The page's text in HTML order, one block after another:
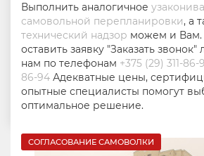
Выполнить аналогичное
самовольной перепланировки, а
технический надзор можем и Вам.
оставить заявку "Заказать
нам по телефонам +375 (29) 311-86-
86-94 Адекватные цены,
опытные специалисты помогут
оптимальное решение.
СОГЛАСОВАНИЕ САМОВОЛКИ